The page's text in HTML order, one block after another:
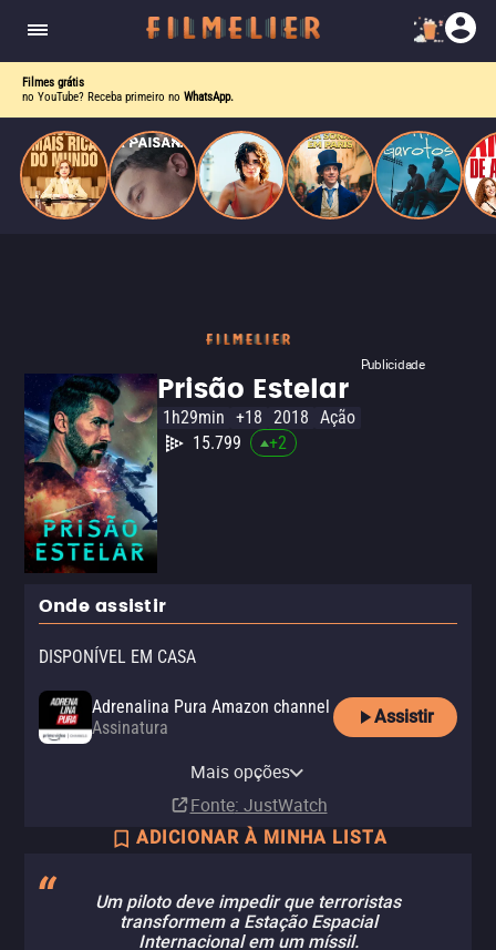
Filmes grátis
no YouTube? Receba primeiro no WhatsApp.
Publicidade
Prisão Estelar
1h29min +18 2018 Ação
15.799
+2
Onde assistir
DISPONÍVEL EM CASA
Adrenalina Pura Amazon channel
Assinatura
Assistir
Adrenalina Pura Apple TV
R$ 9,90
Mais opções
Fonte: JustWatch
ADICIONAR À MINHA LISTA
Um piloto deve impedir que terroristas
transformem a Estação Espacial
Internacional em um míssil.
do
Mundo